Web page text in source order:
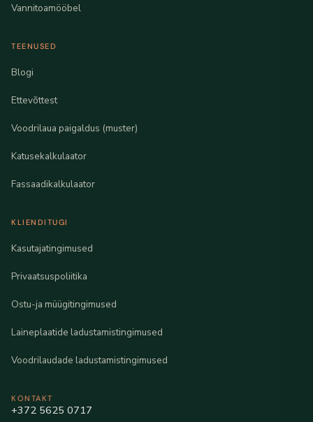
Vannitoamööbel
TEENUSED
Blogi
Ettevõttest
Voodrilaua paigaldus (muster)
Katusekalkulaator
Fassaadikalkulaator
KLIENDITUGI
Kasutajatingimused
Privaatsuspoliitika
Ostu-ja müügitingimused
Laineplaatide ladustamistingimused
Voodrilaudade ladustamistingimused
KONTAKT
+372 5625 0717